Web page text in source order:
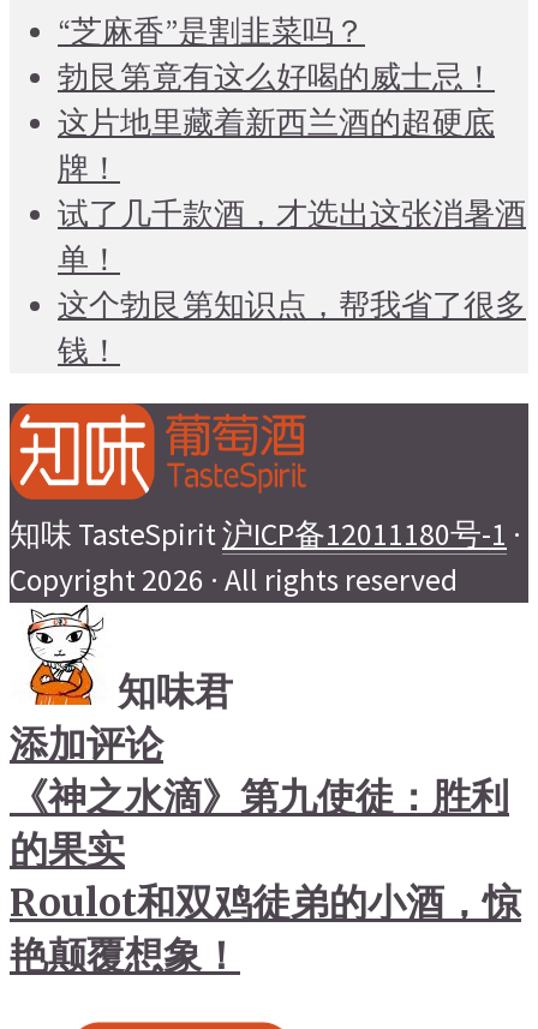
“芝麻香”是割韭菜吗？
勃艮第竟有这么好喝的威士忌！
这片地里藏着新西兰酒的超硬底
牌！
试了几千款酒，才选出这张消暑酒
单！
这个勃艮第知识点，帮我省了很多
钱！
知味 TasteSpirit沪ICP备12011180号-1 ·
Copyright 2026 · All rights reserved
知味君
添加评论
《神之水滴》第九使徒：胜利
的果实
Roulot和双鸡徒弟的小酒，惊
艳颠覆想象！